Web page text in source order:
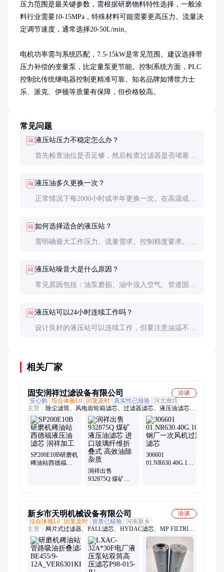
压力范围是最关键参数，需根据研磨物料特性选择，一般涂
料行业需要10-15MPa，特殊材料可能需要更高压力。流量决
定调节速度，通常选择20-50L/min。
电机功率需与系统匹配，7.5-15kW是常见范围。建议选择带
压力补偿的变量泵，比定量泵更节能。控制系统方面，PLC
控制比传统继电器控制更精准可靠。知名品牌如博世力士
乐、派克、伊顿等质量有保障，但价格较高。
常见问题
问 液压站压力不稳定怎么办？
首先检查油位是否足够，然后检查过滤器是否堵塞。
问 液压油多久更换一次？
正常情况下每2000小时或半年更换一次。在高温或多
问 如何选择适合的液压站？
需明确最大工作压力、流量需求、控制精度要求。建
问 液压站噪音大是什么原因？
常见原因包括：油泵磨损、油中混入空气、管道固定
问 液压站可以24小时连续工作吗？
设计良好的液压站可以连续工作，但要注意油温不能
相关厂家
固安润祥过滤设备有限公司
洽谈
安心购
综合体验L0 回复及时 真实性已核验 河北廊坊
主营： 除尘滤筒、风电齿轮箱滤芯、过滤器滤芯、液压油滤芯、
钢厂液压站油滤芯、电厂液压油滤芯、煤矿液压泵站滤芯、船舶
设备液压滤芯、三一重工液压油滤芯、不锈钢滤芯、工程机械滤
芯、滤清器、润滑油滤芯、盾构机滤芯、发电厂汽轮机滤芯、精
密滤芯、风电滤芯、聚结滤芯、滤芯、矿山机械设备滤芯、矿山
机械润滑油滤清器、双筒过滤器滤芯、自洁式空气滤芯、锅炉磨
煤机过滤器滤芯、徐工挖掘机滤芯
SP200E10B研磨机
稀油站西德福液
润祥出售
932875Q 煤矿液
306601
01.NR630.40G.10.B.P
新乡市天明机械设备有限公司
洽谈
综合体验L0
回复及时 资质已核验 河南新乡
主营： 网片式过滤器、PALL滤芯、HYDAC滤芯、MP FILTRI滤
芯、过滤器滤芯、电厂滤芯、水泥厂滤芯